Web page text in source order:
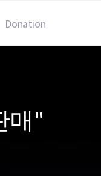
Donation
매"